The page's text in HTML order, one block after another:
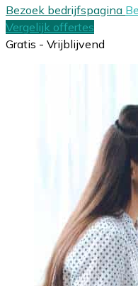
Bezoek bedrijfspagina
Vergelijk offertes
Gratis - Vrijblijvend